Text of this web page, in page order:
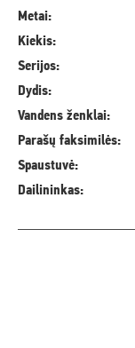
Metai:
Kiekis:
Serijos:
Dydis:
Vandens ženklai:
Parašų faksimilės:
Spaustuvė:
Dailininkas: